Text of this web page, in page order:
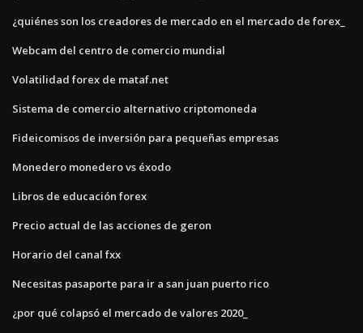
¿quiénes son los creadores de mercado en el mercado de forex_
Webcam del centro de comercio mundial
Volatilidad forex de mataf.net
Sistema de comercio alternativo criptomoneda
Fideicomisos de inversión para pequeñas empresas
Monedero monedero vs éxodo
Libros de educación forex
Precio actual de las acciones de geron
Horario del canal fxx
Necesitas pasaporte para ir a san juan puerto rico
¿por qué colapsó el mercado de valores 2020_